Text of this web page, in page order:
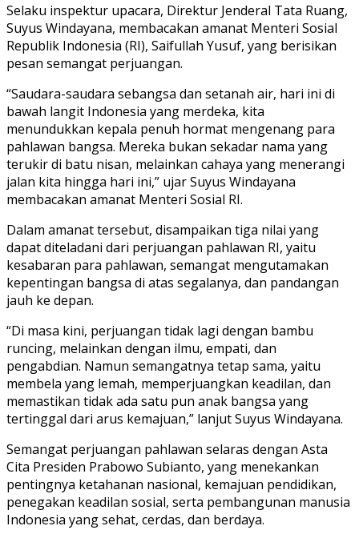
Selaku inspektur upacara, Direktur Jenderal Tata Ruang,
Suyus Windayana, membacakan amanat Menteri Sosial
Republik Indonesia (RI), Saifullah Yusuf, yang berisikan
pesan semangat perjuangan.
“Saudara-saudara sebangsa dan setanah air, hari ini di
bawah langit Indonesia yang merdeka, kita
menundukkan kepala penuh hormat mengenang para
pahlawan bangsa. Mereka bukan sekadar nama yang
terukir di batu nisan, melainkan cahaya yang menerangi
jalan kita hingga hari ini,” ujar Suyus Windayana
membacakan amanat Menteri Sosial RI.
Dalam amanat tersebut, disampaikan tiga nilai yang
dapat diteladani dari perjuangan pahlawan RI, yaitu
kesabaran para pahlawan, semangat mengutamakan
kepentingan bangsa di atas segalanya, dan pandangan
jauh ke depan.
“Di masa kini, perjuangan tidak lagi dengan bambu
runcing, melainkan dengan ilmu, empati, dan
pengabdian. Namun semangatnya tetap sama, yaitu
membela yang lemah, memperjuangkan keadilan, dan
memastikan tidak ada satu pun anak bangsa yang
tertinggal dari arus kemajuan,” lanjut Suyus Windayana.
Semangat perjuangan pahlawan selaras dengan Asta
Cita Presiden Prabowo Subianto, yang menekankan
pentingnya ketahanan nasional, kemajuan pendidikan,
penegakan keadilan sosial, serta pembangunan manusia
Indonesia yang sehat, cerdas, dan berdaya.